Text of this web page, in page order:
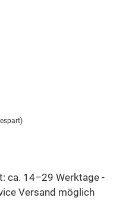
ca. 14–29 Werktage -
Versand möglich